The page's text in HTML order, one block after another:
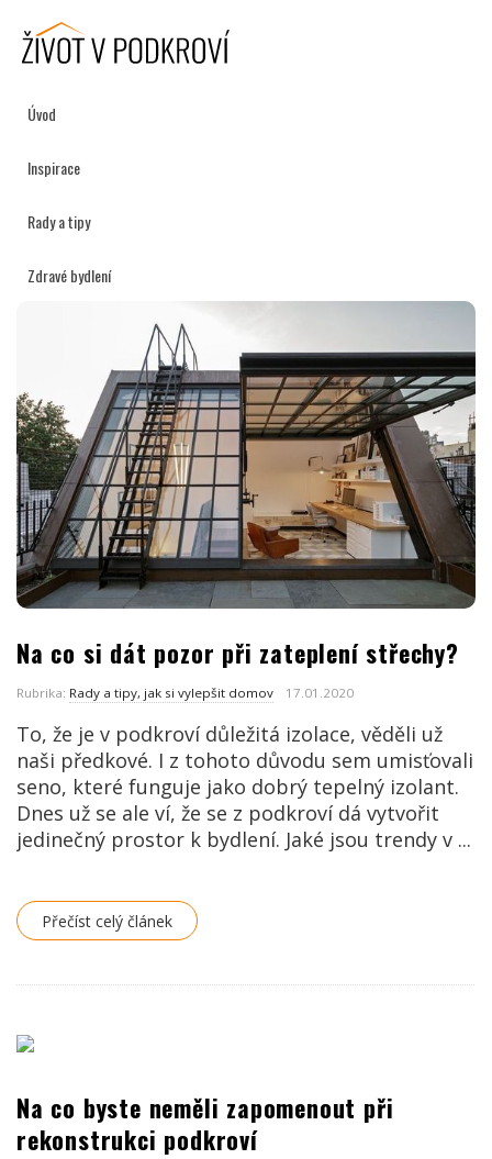
Úvod
Inspirace
Rady a tipy
Zdravé bydlení
Na co si dát pozor při zateplení střechy?
Rubrika: Rady a tipy, jak si vylepšit domov 17.01.2020
To, že je v podkroví důležitá izolace, věděli už
naši předkové. I z tohoto důvodu sem umisťovali
seno, které funguje jako dobrý tepelný izolant.
Dnes už se ale ví, že se z podkroví dá vytvořit
jedinečný prostor k bydlení. Jaké jsou trendy v ...
Přečíst celý článek
Na co byste neměli zapomenout při
rekonstrukci podkroví